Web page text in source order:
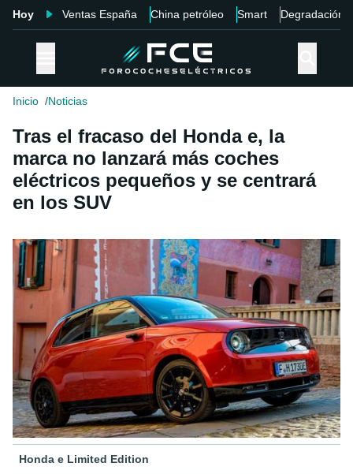
Hoy Ventas España China petróleo Smart Degradación
Inicio Noticias
Tras el fracaso del Honda e, la
marca no lanzará más coches
eléctricos pequeños y se centrará
en los SUV
Honda e Limited Edition